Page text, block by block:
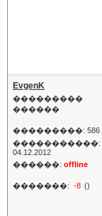
EvgenK
���������
������
���������: 586
�����������:
04.12.2012
������: offline
�������: -8 ()